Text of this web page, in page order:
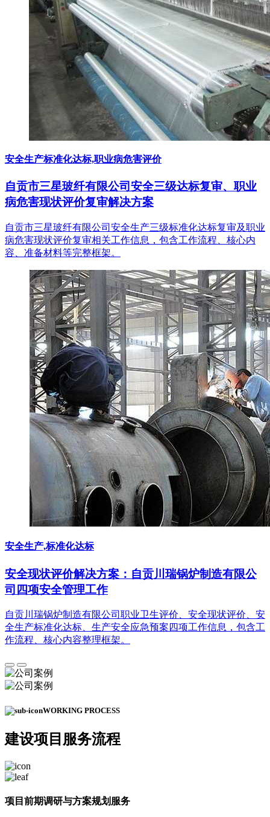
安全生产标准化达标,职业病危害评价
自贡市三星玻纤有限公司安全三级达标复审、职业
病危害现状评价复审解决方案
自贡市三星玻纤有限公司安全生产三级标准化达标复审及职业
病危害现状评价复审相关工作信息，包含工作流程、核心内
容、准备材料等完整框架。
安全生产,标准化达标
安全现状评价解决方案：自贡川瑞锅炉制造有限公
司四项安全管理工作
自贡川瑞锅炉制造有限公司职业卫生评价、安全现状评价、安
全生产标准化达标、生产安全应急预案四项工作信息，包含工
作流程、核心内容整理框架。
WORKING PROCESS
建设项目 服务流程
项目前期调研与方案规划服务